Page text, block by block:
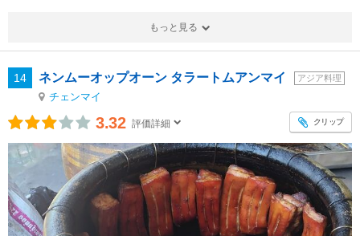
もっと見る
14 ネンムーオップオーン タラートムアンマイ アジア料理
チェンマイ
3.32 評価詳細 クリップ